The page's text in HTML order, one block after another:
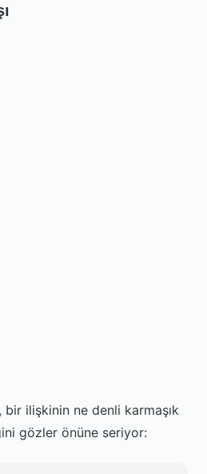
bir ilişkinin ne denli karmaşık
gözler önüne seriyor: